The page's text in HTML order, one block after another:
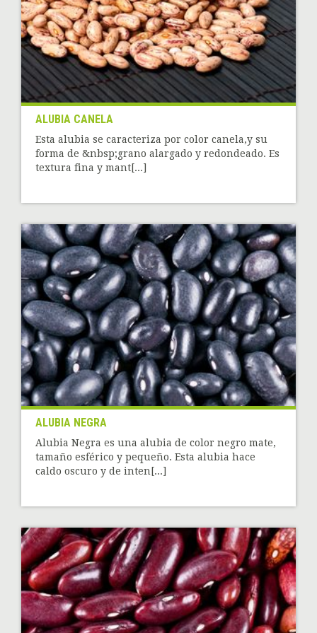
ALUBIA CANELA
Esta alubia se caracteriza por color canela,y su
forma de &nbsp;grano alargado y redondeado. Es
textura fina y mant[...]
ALUBIA NEGRA
Alubia Negra es una alubia de color negro mate,
tamaño esférico y pequeño. Esta alubia hace
caldo oscuro y de inten[...]